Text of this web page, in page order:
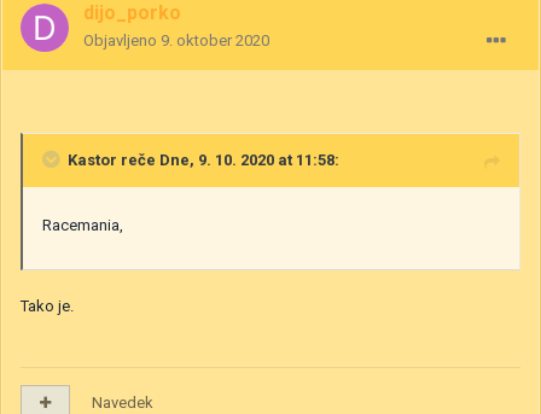
dijo_porko
Objavljeno 9. oktober 2020
Kastor reče Dne, 9. 10. 2020 at 11:58:
Racemania,
Tako je.
Navedek